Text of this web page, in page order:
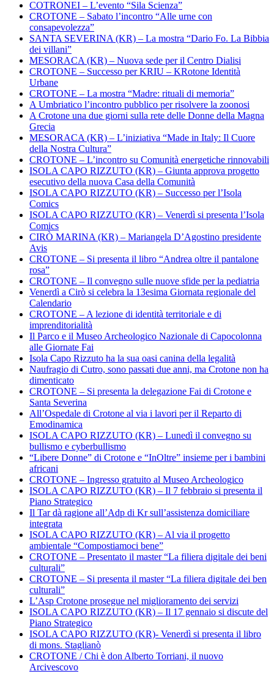
COTRONEI – L’evento “Sila Scienza”
CROTONE – Sabato l’incontro “Alle urne con
consapevolezza”
SANTA SEVERINA (KR) – La mostra “Dario Fo. La Bibbia
dei villani”
MESORACA (KR) – Nuova sede per il Centro Dialisi
CROTONE – Successo per KRIU – KRotone Identità
Urbane
CROTONE – La mostra “Madre: rituali di memoria”
A Umbriatico l’incontro pubblico per risolvere la zoonosi
A Crotone una due giorni sulla rete delle Donne della Magna
Grecia
MESORACA (KR) – L’iniziativa “Made in Italy: Il Cuore
della Nostra Cultura”
CROTONE – L’incontro su Comunità energetiche rinnovabili
ISOLA CAPO RIZZUTO (KR) – Giunta approva progetto
esecutivo della nuova Casa della Comunità
ISOLA CAPO RIZZUTO (KR) – Successo per l’Isola
Comics
ISOLA CAPO RIZZUTO (KR) – Venerdì si presenta l’Isola
Comics
CIRÒ MARINA (KR) – Mariangela D’Agostino presidente
Avis
CROTONE – Si presenta il libro “Andrea oltre il pantalone
rosa”
CROTONE – Il convegno sulle nuove sfide per la pediatria
Venerdì a Cirò si celebra la 13esima Giornata regionale del
Calendario
CROTONE – A lezione di identità territoriale e di
imprenditorialità
Il Parco e il Museo Archeologico Nazionale di Capocolonna
alle Giornate Fai
Isola Capo Rizzuto ha la sua oasi canina della legalità
Naufragio di Cutro, sono passati due anni, ma Crotone non ha
dimenticato
CROTONE – Si presenta la delegazione Fai di Crotone e
Santa Severina
All’Ospedale di Crotone al via i lavori per il Reparto di
Emodinamica
ISOLA CAPO RIZZUTO (KR) – Lunedì il convegno su
bullismo e cyberbullismo
“Libere Donne” di Crotone e “InOltre” insieme per i bambini
africani
CROTONE – Ingresso gratuito al Museo Archeologico
ISOLA CAPO RIZZUTO (KR) – Il 7 febbraio si presenta il
Piano Strategico
Il Tar dà ragione all’Adp di Kr sull’assistenza domiciliare
integrata
ISOLA CAPO RIZZUTO (KR) – Al via il progetto
ambientale “Compostiamoci bene”
CROTONE – Presentato il master “La filiera digitale dei beni
culturali”
CROTONE – Si presenta il master “La filiera digitale dei ben
culturali”
L’Asp Crotone prosegue nel miglioramento dei servizi
ISOLA CAPO RIZZUTO (KR) – Il 17 gennaio si discute del
Piano Strategico
ISOLA CAPO RIZZUTO (KR)- Venerdì si presenta il libro
di mons. Staglianò
CROTONE / Chi è don Alberto Torriani, il nuovo
Arcivescovo